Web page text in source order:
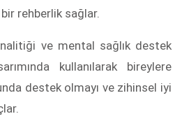
rehberlik sağlar.
ve mental sağlık destek
kullanılarak bireylere
destek olmayı ve zihinsel iyi